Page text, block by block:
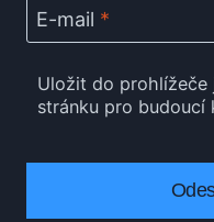
E-mail *
Uložit do prohlížeče
stránku pro budoucí